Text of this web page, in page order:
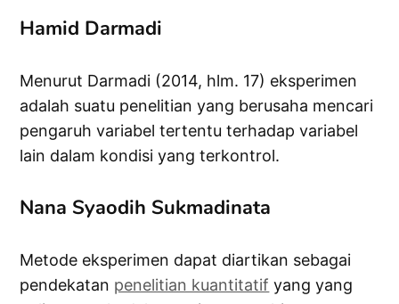
Hamid Darmadi
Menurut Darmadi (2014, hlm. 17) eksperimen
adalah suatu penelitian yang berusaha mencari
pengaruh variabel tertentu terhadap variabel
lain dalam kondisi yang terkontrol.
Nana Syaodih Sukmadinata
Metode eksperimen dapat diartikan sebagai
pendekatan penelitian kuantitatif yang yang